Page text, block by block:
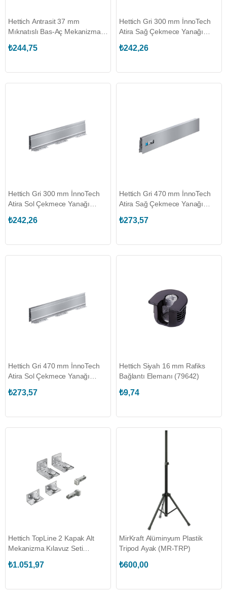
Hettich Antrasit 37 mm
Mıknatıslı Bas-Aç Mekanizması
₺244,75
Hettich Gri 300 mm İnnoTech
Atira Sağ Çekmece Yanağı
₺242,26
Hettich Gri 300 mm İnnoTech
Atira Sol Çekmece Yanağı
₺242,26
Hettich Gri 470 mm İnnoTech
Atira Sağ Çekmece Yanağı
₺273,57
Hettich Gri 470 mm İnnoTech
Atira Sol Çekmece Yanağı
₺273,57
Hettich Siyah 16 mm Rafiks
Bağlantı Elemanı (79642)
₺9,74
Hettich TopLine 2 Kapak Alt
Mekanizma Kılavuz Seti
₺1.051,97
MirKraft Alüminyum Plastik
Tripod Ayak (MR-TRP)
₺600,00